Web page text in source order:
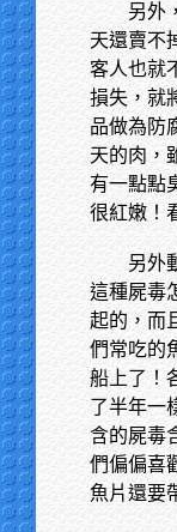
另外
天還賣不
客人也就
損失，就
品做為防
天的肉，
有一點點
很紅嫩！
另外
這種屍毒
起的，而
們常吃的
船上了！
了半年一
含的屍毒
們偏偏喜
魚片還要